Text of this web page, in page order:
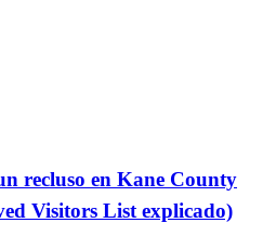
recluso en Kane County
Visitors List explicado)